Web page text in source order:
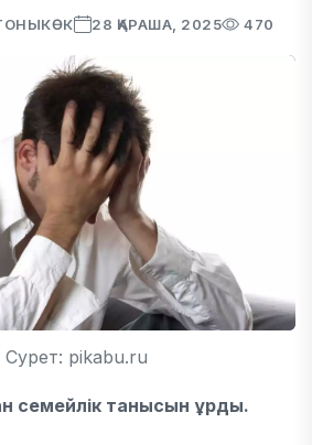
28 ҚАРАША, 2025 470
Сурет: pikabu.ru
семейлік танысын ұрды.